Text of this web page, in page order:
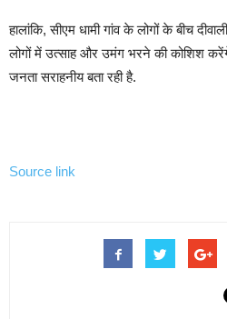
हालांकि, सीएम धामी गांव के लोगों के बीच
लोगों में उत्साह और उमंग भरने की कोशिश
जनता सराहनीय बता रही है.
Source link